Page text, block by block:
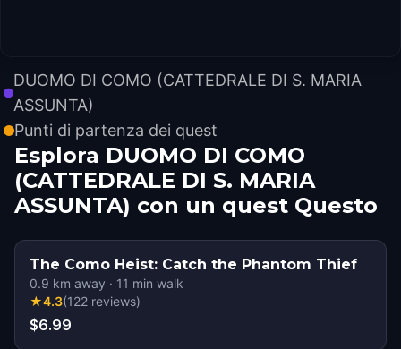
DUOMO DI COMO (CATTEDRALE DI S. MARIA
ASSUNTA)
Punti di partenza dei quest
Esplora DUOMO DI COMO
(CATTEDRALE DI S. MARIA
ASSUNTA) con un quest Questo
The Como Heist: Catch the Phantom Thief
0.9 km away · 11 min walk
★4.3(122 reviews)
$6.99